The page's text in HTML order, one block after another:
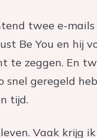
twee e-
Be You en hij
te zeggen. En
geregeld
tijd.
Vaak krijg